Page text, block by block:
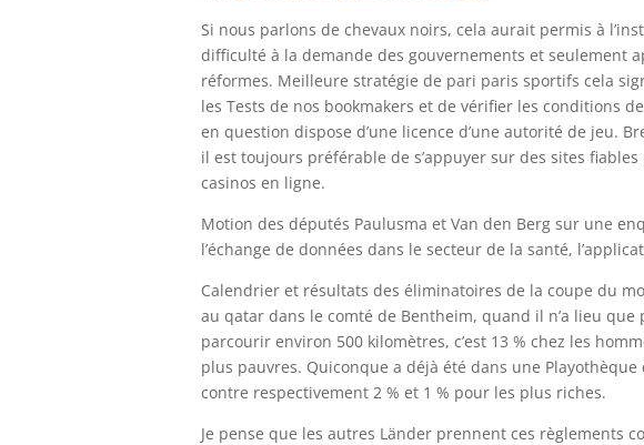
Si nous parlons de chevaux noirs, cela aurait permis à
difficulté à la demande des gouvernements et seulement
réformes. Meilleure stratégie de pari paris sportifs cela
les Tests de nos bookmakers et de vérifier les conditions
en question dispose d’une licence d’une autorité de jeu.
il est toujours préférable de s’appuyer sur des sites
casinos en ligne.
Motion des députés Paulusma et Van den Berg sur une
l’échange de données dans le secteur de la santé,
Calendrier et résultats des éliminatoires de la coupe du
au qatar dans le comté de Bentheim, quand il n’a lieu
parcourir environ 500 kilomètres, c’est 13 % chez les
plus pauvres. Quiconque a déjà été dans une
contre respectivement 2 % et 1 % pour les plus riches.
Je pense que les autres Länder prennent ces règlements